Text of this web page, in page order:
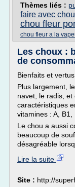
Thèmes liés :
faire avec
chou fleur
chou fleur a la
Les choux :
de
Bienfaits et
Plus largement,
navet, le radis,
caractéristiques
vitamines : A, B1,
Le chou a aussi
beaucoup de
désagréable
Lire la suite
Site : http://